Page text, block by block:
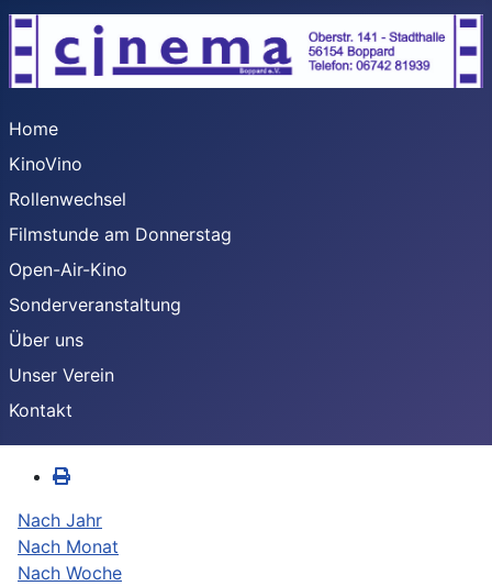
Home
KinoVino
Rollenwechsel
Filmstunde am Donnerstag
Open-Air-Kino
Sonderveranstaltung
Über uns
Unser Verein
Kontakt
Nach Jahr
Nach Monat
Nach Woche